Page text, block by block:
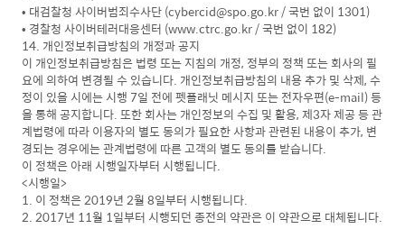
• 대검찰청 사이버범죄수사단 (cybercid@spo.go.kr / 국번 없이 1301)
• 경찰청 사이버테러대응센터 (www.ctrc.go.kr / 국번 없이 182)
14. 개인정보취급방침의 개정과 공지
이 개인정보취급방침은 법령 또는 지침의 개정, 정부의 정책 또는 회사의 필
요에 의하여 변경될 수 있습니다. 개인정보취급방침의 내용 추가 및 삭제, 수
정이 있을 시에는 시행 7일 전에 펫플래닛 메시지 또는 전자우편(e-mail) 등
을 통해 공지합니다. 또한 회사는 개인정보의 수집 및 활용, 제3자 제공 등 관
계법령에 따라 이용자의 별도 동의가 필요한 사항과 관련된 내용이 추가, 변
경되는 경우에는 관계법령에 따른 고객의 별도 동의를 받습니다.
이 정책은 아래 시행일자부터 시행됩니다.
<시행일>
1. 이 정책은 2019년 2월 8일부터 시행됩니다.
2. 2017년 11월 1일부터 시행되던 종전의 약관은 이 약관으로 대체됩니다.